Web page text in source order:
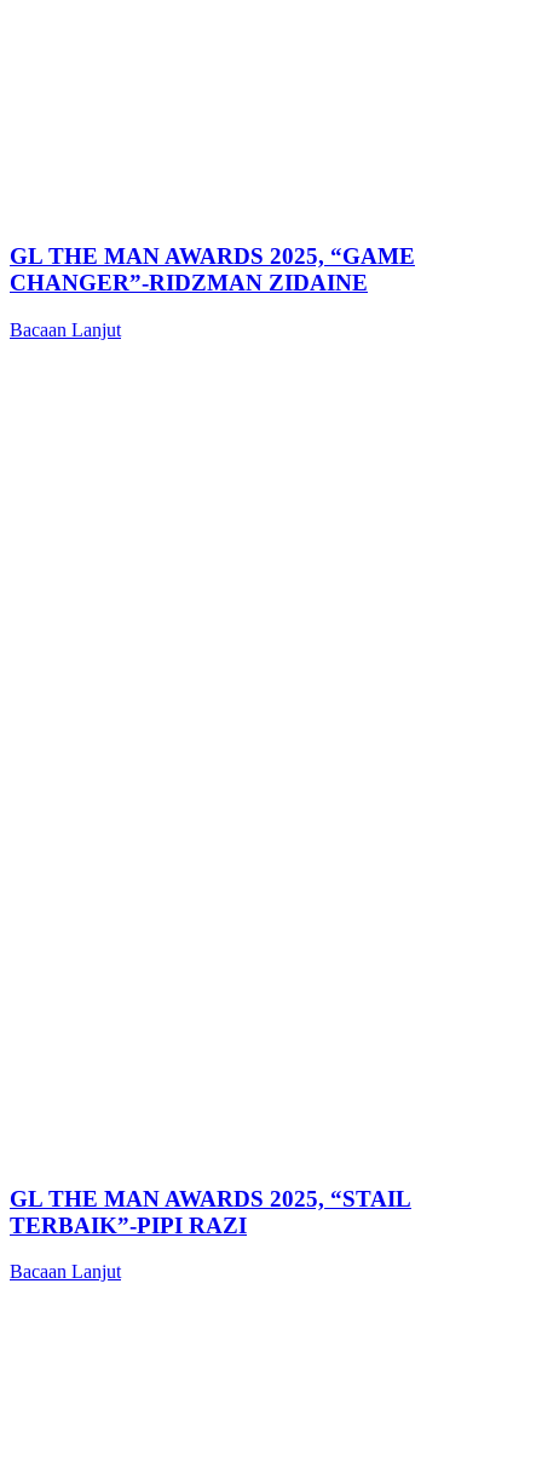
GL THE MAN AWARDS 2025, “GAME
CHANGER”-RIDZMAN ZIDAINE
Bacaan Lanjut
GL THE MAN AWARDS 2025, “STAIL
TERBAIK”-PIPI RAZI
Bacaan Lanjut